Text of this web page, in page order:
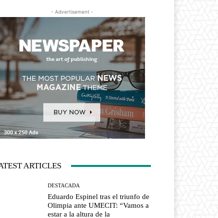
- Advertisement -
ARTICLES
DESTACADA
Eduardo Espinel tras el triunfo de
Olimpia ante UMECIT: “Vamos a
estar a la altura de la